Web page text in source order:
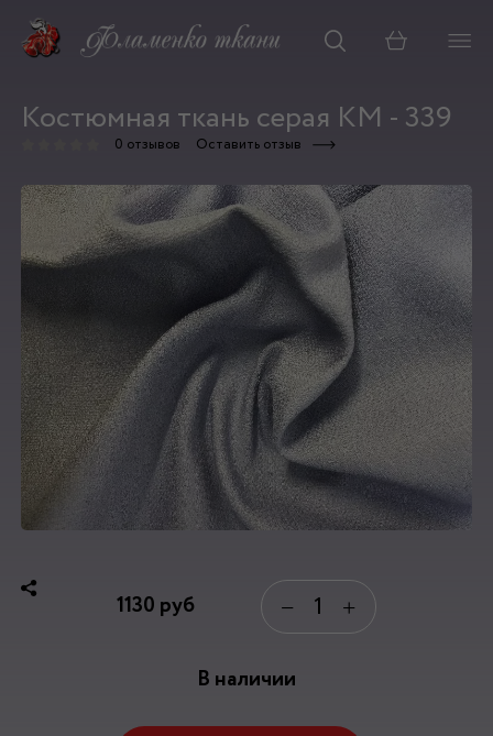
Корзина
Костюмная ткань серая КМ - 339
0 отзывов Оставить отзыв
1130 руб − +
В наличии